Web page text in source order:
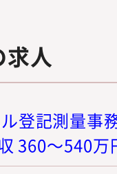
人
登記測量事
360～540万